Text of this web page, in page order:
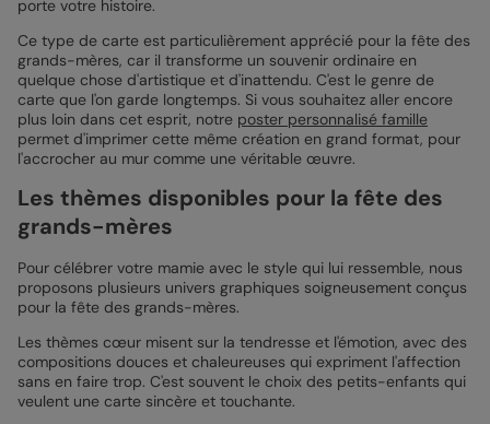
porte votre histoire.
Ce type de carte est particulièrement apprécié pour la fête des
grands-mères, car il transforme un souvenir ordinaire en
quelque chose d'artistique et d'inattendu. C'est le genre de
carte que l'on garde longtemps. Si vous souhaitez aller encore
plus loin dans cet esprit, notre poster personnalisé famille
permet d'imprimer cette même création en grand format, pour
l'accrocher au mur comme une véritable œuvre.
Les thèmes disponibles pour la fête des
grands-mères
Pour célébrer votre mamie avec le style qui lui ressemble, nous
proposons plusieurs univers graphiques soigneusement conçus
pour la fête des grands-mères.
Les thèmes cœur misent sur la tendresse et l'émotion, avec des
compositions douces et chaleureuses qui expriment l'affection
sans en faire trop. C'est souvent le choix des petits-enfants qui
veulent une carte sincère et touchante.